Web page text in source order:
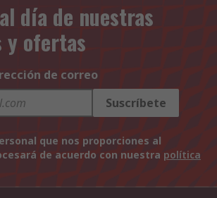
día de nuestras
y ofertas
de correo
Suscríbete
que nos proporciones al
de acuerdo con nuestra política